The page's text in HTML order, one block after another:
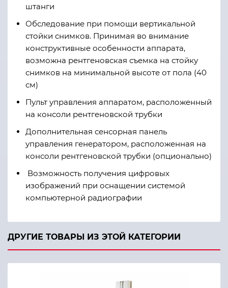
штанги
Обследование при помощи вертикальной
стойки снимков. Принимая во внимание
конструктивные особенности аппарата,
возможна рентгеновская съемка на стойку
снимков на минимальной высоте от пола (40
см)
Пульт управления аппаратом, расположенный
на консоли рентгеновской трубки
Дополнительная сенсорная панель
управления генератором, расположенная на
консоли рентгеновской трубки (опционально)
Возможность получения цифровых
изображений при оснащении системой
компьютерной радиографии
ДРУГИЕ ТОВАРЫ ИЗ ЭТОЙ КАТЕГОРИИ